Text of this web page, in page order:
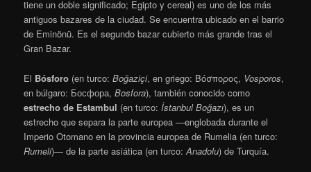
tiene un doble significado; Egipto y cereal) es uno de los más
antiguos bazares de la ciudad. Se encuentra ubicado en el barrio
de Eminönü. Es el segundo bazar cubierto más grande tras el
Gran Bazar.
El Bósforo (en turco:Boğaziçi, en griego: Βόσπορος, Vosporos,
en búlgaro: Босфора,Bosfora), también conocido como
estrecho de Estambul (en turco: İstanbul Boğazı), es un
estrecho que separa la parte europea —englobada durante el
Imperio Otomano en la provincia europea de Rumelia (en turco:
Rumeli)— de la parte asiática (en turco:Anadolu) de Turquía.